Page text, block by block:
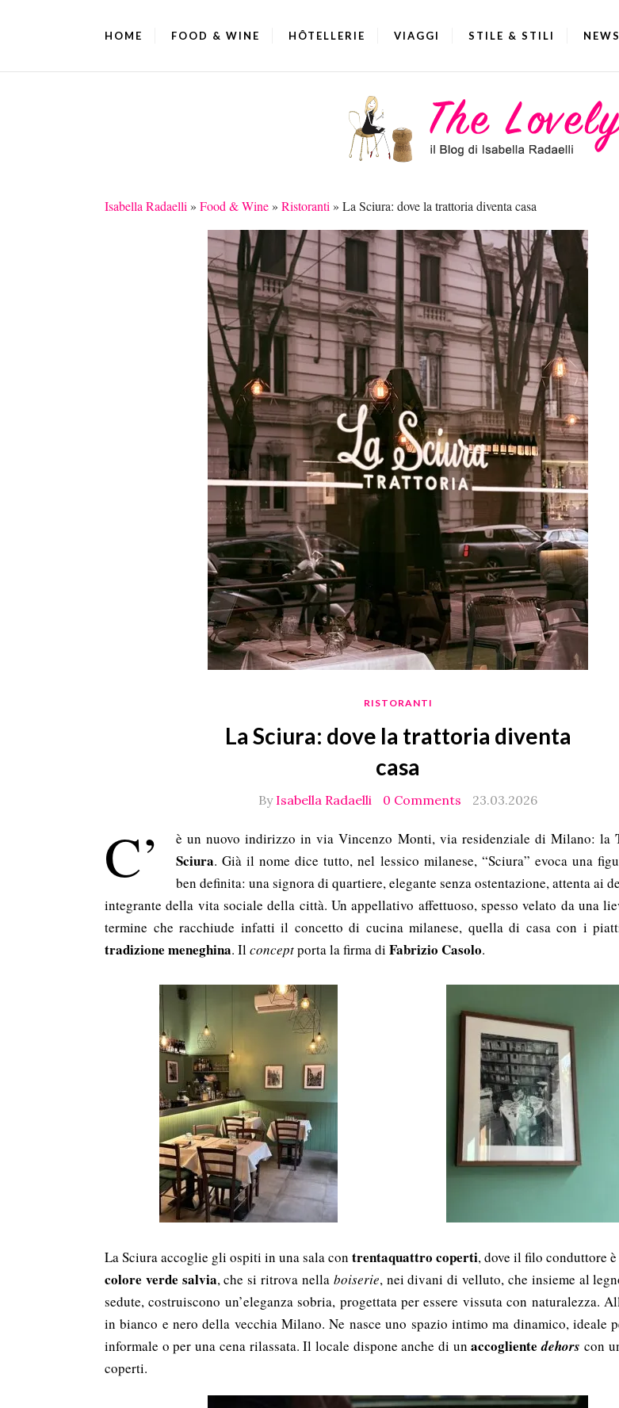
HOME FOOD & WINE HÔTELLERIE VIAGGI STILE & STILI NEWS
Isabella Radaelli » Food & Wine» Ristoranti » La Sciura: dove la trattoria diventa casa
RISTORANTI
La Sciura: dove la trattoria diventa
casa
By Isabella Radaelli 0 Comments 23.03.2026
C’ è un nuovo indirizzo in via Vincenzo Monti, via residenziale di Milano: la
Sciura. Già il nome dice tutto, nel lessico milanese, “Sciura” evoca una
ben definita: una signora di quartiere, elegante senza ostentazione, attenta ai
integrante della vita sociale della città. Un appellativo affettuoso, spesso velato da una
termine che racchiude infatti il concetto di cucina milanese, quella di casa con i
tradizione meneghina. Ilconceptporta la firma di Fabrizio Casolo.
La Sciura accoglie gli ospiti in una sala con trentaquattro coperti, dove il filo conduttore
colore verde salvia, che si ritrova nella boiserie, nei divani di velluto, che insieme al
sedute, costruiscono un’eleganza sobria, progettata per essere vissuta con naturalezza.
in bianco e nero della vecchia Milano. Ne nasce uno spazio intimo ma dinamico, ideale
informale o per una cena rilassata. Il locale dispone anche di unaccoglientedehors con
coperti.